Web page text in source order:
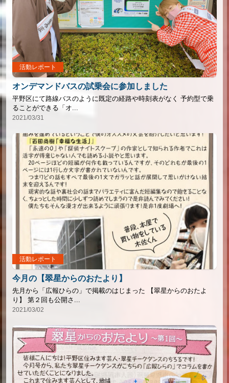
活動レポート
オンデマンドバスの試乗会に参加しました
平野区にて路線バスのように既定の経路や時刻表がなく 予約型で乗
ることができる「オ...
2021/03/31
活動レポート
今月の【翠星からのおたより】
先月から「広報ひらの」で掲載のはじまった 【翠星からのおたよ
り】 第２回も公開さ...
2021/03/02